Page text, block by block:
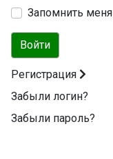
Запомнить меня
Войти
Регистрация
Забыли логин?
Забыли пароль?